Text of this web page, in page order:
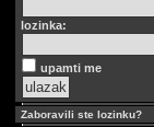
lozinka:
upamti me
Zaboravili ste lozinku?